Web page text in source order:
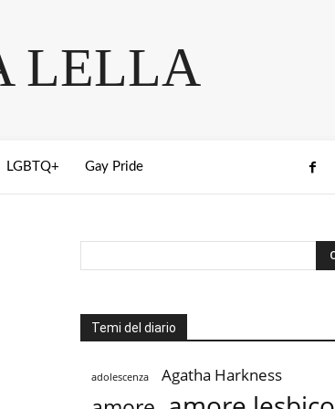
LELLA
LGBTQ+ Gay Pride
Temi del diario
adolescenza Agatha Harkness